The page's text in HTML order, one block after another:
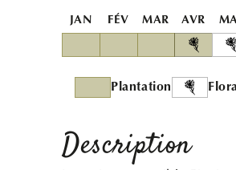
JAN FÉV MAR AVR
Plantation
Description